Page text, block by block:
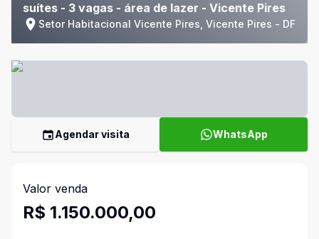
suítes - 3 vagas - área de lazer - Vicente Pires
Setor Habitacional Vicente Pires, Vicente Pires - DF
Agendar visita WhatsApp
Valor venda
R$ 1.150.000,00